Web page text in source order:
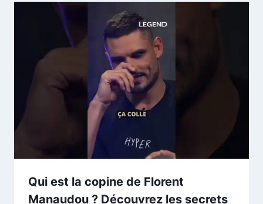
Qui est la copine de Florent
Manaudou ? Découvrez les secrets